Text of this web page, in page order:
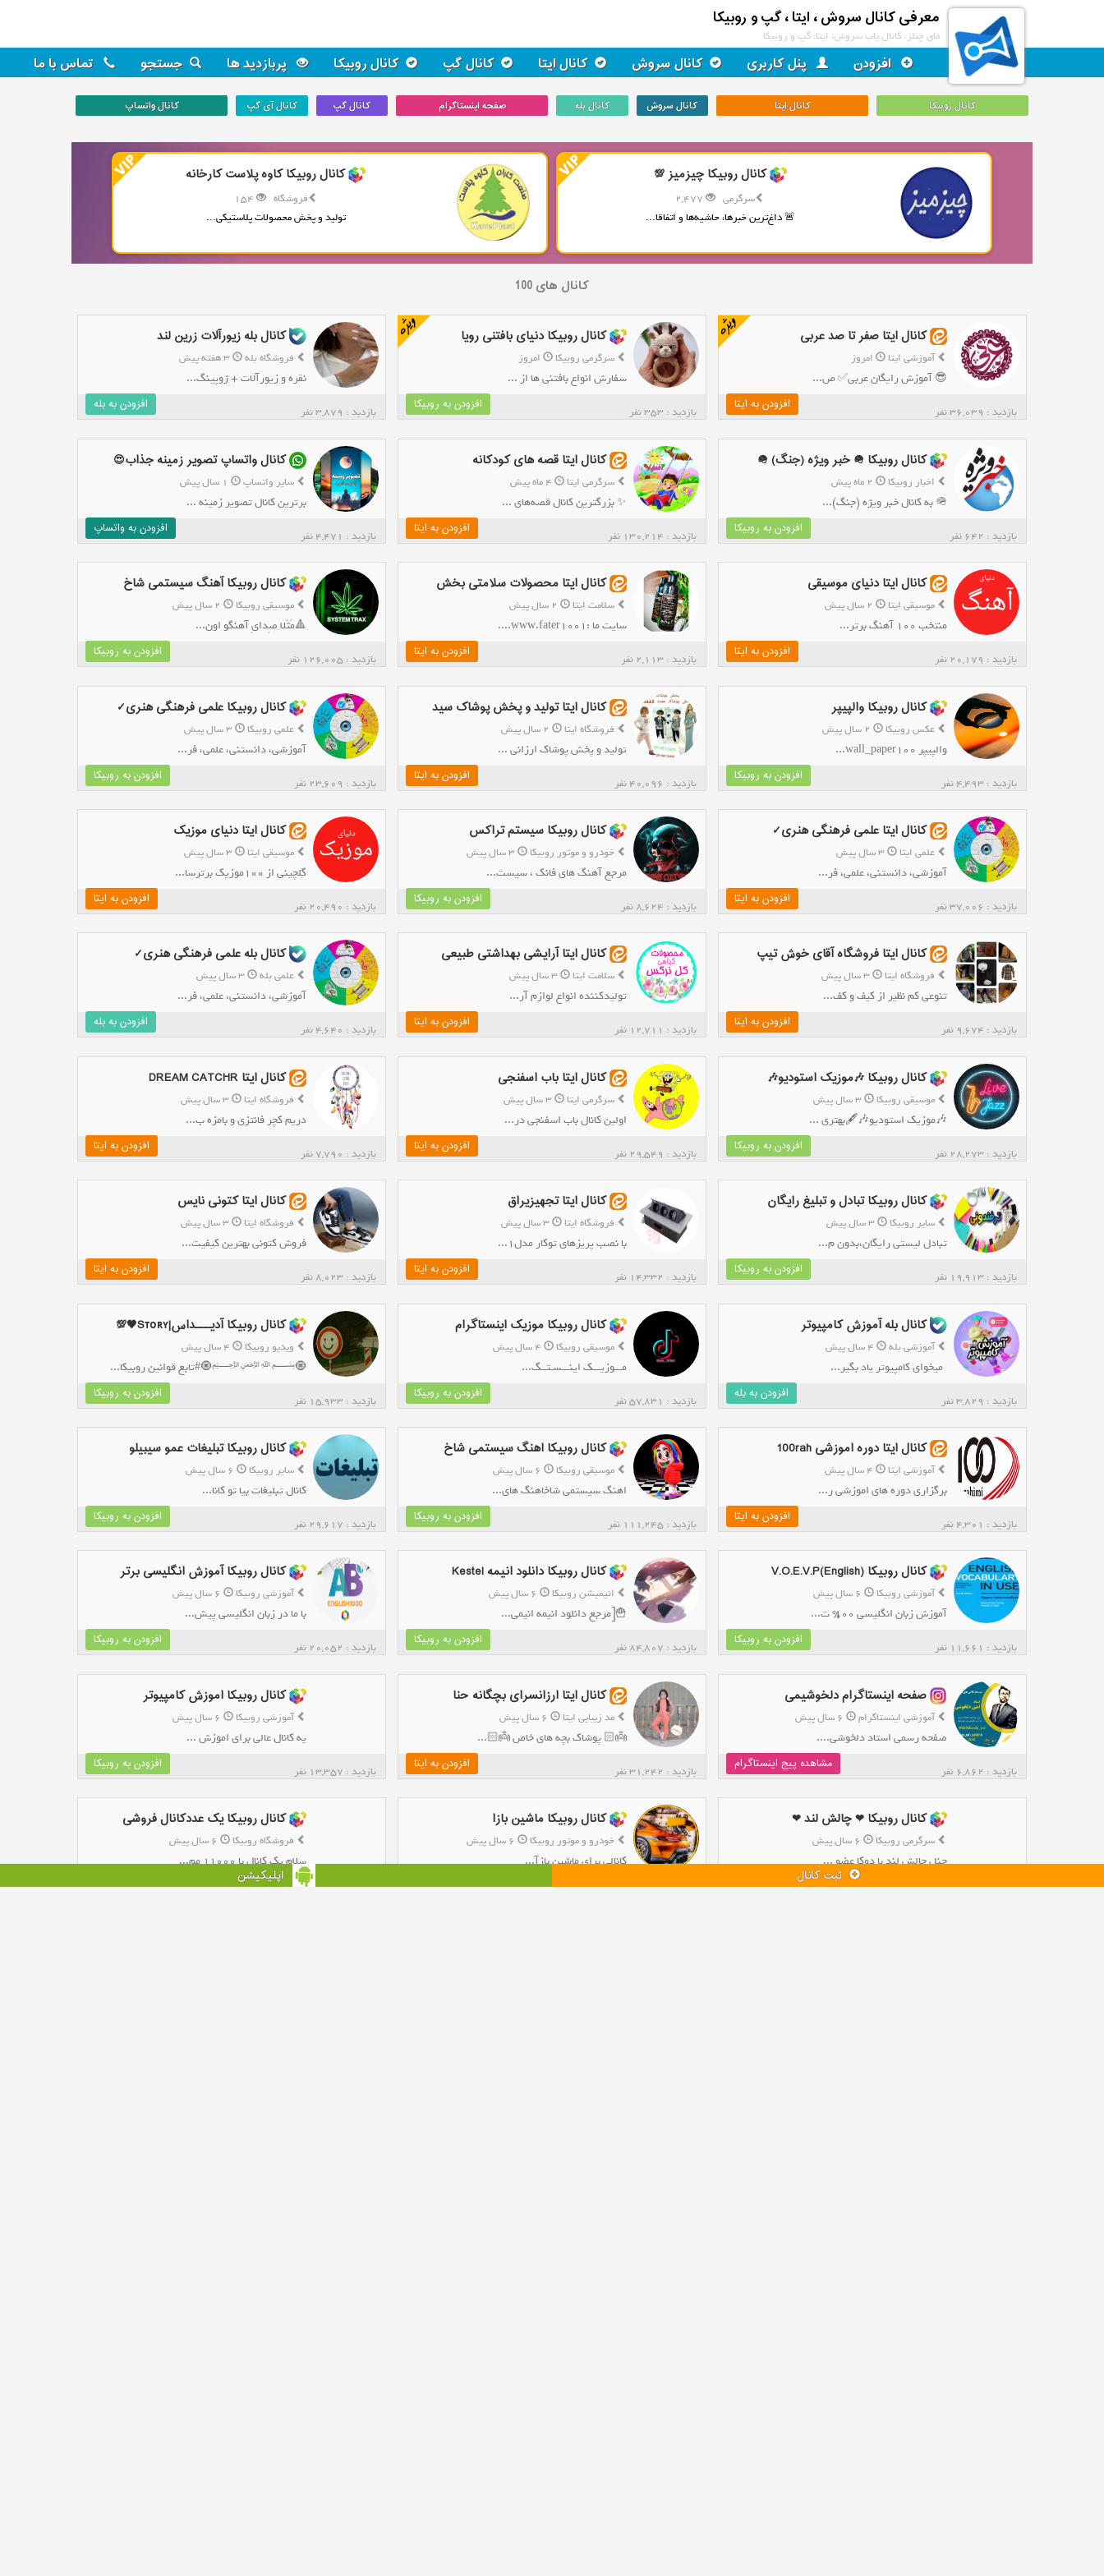
معرفی کانال سروش ، ایتا ، گپ و روبیکا
مای چنلز: کانال یاب سروش، ایتا، گپ و روبیکا
افزودن پنل کاربری کانال سروش کانال ایتا کانال گپ کانال روبیکا پربازدید ها جستجو تماس با ما
کانال روبیکا کانال ایتا کانال سروش کانال بله صفحه اینستاگرام کانال گپ کانال آی گپ کانال واتساپ
کانال روبیکا چیزمیز 💯
سرگرمی
2,477
🚨 داغ‌ترین خبرها، حاشیه‌ها و اتفاقا...
کانال روبیکا کاوه پلاست کارخانه
فروشگاه
تولید و پخش محصولات پلاستیکی...
کانال های 100
کانال ایتا صفر تا صد عربی
آموزشی ایتا امروز
😎 آموزش رایگان عربی✅ ص...
بازدید : 36,039 نفر افزودن به ایتا
کانال روبیکا دنیای بافتنی رویا
سرگرمی روبیکا امروز
سفارش انواع بافتنی ها از ...
بازدید : 353 نفر افزودن به روبیکا
کانال بله زیورآلات زرین لند
فروشگاه بله 3 هفته پیش
نقره و زیورآلات + ژوپینگ...
بازدید : 3,879 نفر افزودن به بله
کانال روبیکا 🪖 خبر ویژه (جنگ) 🪖
اخبار روبیکا 2 ماه پیش
🪖 به کانال خبر ویژه (جنگ)...
بازدید : 642 نفر افزودن به روبیکا
کانال ایتا قصه های کودکانه
سرگرمی ایتا 4 ماه پیش
✨ بزرگترین کانال قصه‌های ...
بازدید : 130,214 نفر افزودن به ایتا
کانال واتساپ تصویر زمینه جذاب😍
سایر واتساپ 1 سال پیش
برترین کانال تصویر زمینه ...
بازدید : 4,471 نفر افزودن به واتساپ
کانال ایتا دنیای موسیقی
موسیقی ایتا 2 سال پیش
منتخب 100 آهنگ برتر...
بازدید : 20,179 نفر افزودن به ایتا
کانال ایتا محصولات سلامتی بخش
سلامت ایتا 2 سال پیش
سایت ما :www.fater1001....
بازدید : 2,113 نفر افزودن به ایتا
کانال روبیکا آهنگ سیستمی شاخ
موسیقی روبیکا 2 سال پیش
🔺️مَثَلا صِدایِ آهنگو اون...
بازدید : 126,005 نفر افزودن به روبیکا
کانال روبیکا والپیپر
عکس روبیکا 2 سال پیش
والپیپر wall_paper100...
بازدید : 4,493 نفر افزودن به روبیکا
کانال ایتا تولید و پخش پوشاک سید
فروشگاه ایتا 2 سال پیش
تولید و پخش پوشاک ارزانی ...
بازدید : 40,096 نفر افزودن به ایتا
کانال روبیکا علمی فرهنگی هنری✓
علمی روبیکا 3 سال پیش
آموزشی، دانستنی، علمی، فر...
بازدید : 23,609 نفر افزودن به روبیکا
کانال ایتا علمی فرهنگی هنری✓
علمی ایتا 3 سال پیش
آموزشی، دانستنی، علمی، فر...
بازدید : 37,006 نفر افزودن به ایتا
کانال روبیکا سیستم تراکس
خودرو و موتور روبیکا 3 سال پیش
مرجع آهنگ های فانک ، سیست...
بازدید : 8,624 نفر افزودن به روبیکا
کانال ایتا دنیای موزیک
موسیقی ایتا 3 سال پیش
گلچینی از 100موزیک برترسا...
بازدید : 20,490 نفر افزودن به ایتا
کانال ایتا فروشگاه آقای خوش تیپ
فروشگاه ایتا 3 سال پیش
تنوعی کم نظیر از کیف و کف...
بازدید : 9,674 نفر افزودن به ایتا
کانال ایتا آرایشی بهداشتی طبیعی
سلامت ایتا 3 سال پیش
تولیدکننده انواع لوازم آر...
بازدید : 12,711 نفر افزودن به ایتا
کانال بله علمی فرهنگی هنری✓
علمی بله 3 سال پیش
آموزشی، دانستنی، علمی، فر...
بازدید : 4,640 نفر افزودن به بله
کانال روبیکا 🎶موزیک استودیو🎶
موسیقی روبیکا 3 سال پیش
🎶موزیک استودیو🎶🖋️بهتری ...
بازدید : 28,273 نفر افزودن به روبیکا
کانال ایتا باب اسفنجی
سرگرمی ایتا 3 سال پیش
اولین کانال باب اسفنجی در...
بازدید : 29,549 نفر افزودن به ایتا
کانال ایتا DREAM CATCHR
فروشگاه ایتا 3 سال پیش
دریم کچر فانتزی و بامزه ب...
بازدید : 7,790 نفر افزودن به ایتا
کانال روبیکا تبادل و تبلیغ رایگان
سایر روبیکا 3 سال پیش
تبادل لیستی رایگان،بدون م...
بازدید : 19,913 نفر افزودن به روبیکا
کانال ایتا تجهیزیراق
فروشگاه ایتا 3 سال پیش
با نصب پریزهای توکار مدل۱...
بازدید : 14,332 نفر افزودن به ایتا
کانال ایتا کتونی نایس
فروشگاه ایتا 3 سال پیش
فروش کتونی بهترین کیفیت...
بازدید : 8,023 نفر افزودن به ایتا
کانال بله آموزش کامپیوتر
آموزشی بله 4 سال پیش
*میخوای کامپیوتر یاد بگیر...
بازدید : 3,829 نفر افزودن به بله
کانال روبیکا موزیک اینستاگرام
موسیقی روبیکا 4 سال پیش
مـــوزیـــک اینـــسـتـ‍ـگ...
بازدید : 57,831 نفر افزودن به روبیکا
کانال روبیکا آدیـــداس|Sᴛᴏʀʏ🖤💯
ویدیو روبیکا 4 سال پیش
🧿‌﷽🧿#تابع قوانین روبیکا...
بازدید : 15,933 نفر افزودن به روبیکا
کانال ایتا دوره اموزشی 100rah
آموزشی ایتا 4 سال پیش
برگزاری دوره های اموزشی ر...
بازدید : 4,301 نفر افزودن به ایتا
کانال روبیکا اهنگ سیستمی شاخ
موسیقی روبیکا 6 سال پیش
اهنگ سیستمی شاخاهنگ های...
بازدید : 111,245 نفر افزودن به روبیکا
کانال روبیکا تبلیغات عمو سیبیلو
سایر روبیکا 6 سال پیش
کانال تبلیغات بیا تو کانا...
بازدید : 29,617 نفر افزودن به روبیکا
کانال روبیکا V.O.E.V.P(English)
آموزشی روبیکا 6 سال پیش
آموزش زبان انگلیسی 100% ت...
بازدید : 11,661 نفر افزودن به روبیکا
کانال روبیکا دانلود انیمه Kestel
انیمیشن روبیکا 6 سال پیش
🍟[مرجع دانلود انیمه انیمی...
بازدید : 84,807 نفر افزودن به روبیکا
کانال روبیکا آموزش انگلیسی برتر
آموزشی روبیکا 6 سال پیش
با ما در زبان انگلیسی پیش...
بازدید : 20,052 نفر افزودن به روبیکا
صفحه اینستاگرام دلخوشیمی
آموزشی اینستاگرام 6 سال پیش
صفحه رسمی استاد دلخوشی....
بازدید : 6,862 نفر مشاهده پیج اینستاگرام
کانال ایتا ارزانسرای بچگانه حنا
مد زیبایی ایتا 6 سال پیش
👼🏻 پوشاک بچه های خاص 👼🏻...
بازدید : 31,242 نفر افزودن به ایتا
کانال روبیکا اموزش کامپیوتر
آموزشی روبیکا 6 سال پیش
یه کانال عالی برای اموزش ...
بازدید : 13,357 نفر افزودن به روبیکا
کانال روبیکا ❤ چالش لند ❤
سرگرمی روبیکا 6 سال پیش
چنل چالش لند با دوکا عضو ...
افزودن به روبیکا
کانال روبیکا ماشین بازا
خودرو و موتور روبیکا 6 سال پیش
کانالی برای ماشین بازآ...
افزودن به روبیکا
کانال روبیکا یک عددکانال فروشی
فروشگاه روبیکا 6 سال پیش
سلام یک کانال با 11000 مم...
افزودن به روبیکا
ثبت کانال اپلیکیشن